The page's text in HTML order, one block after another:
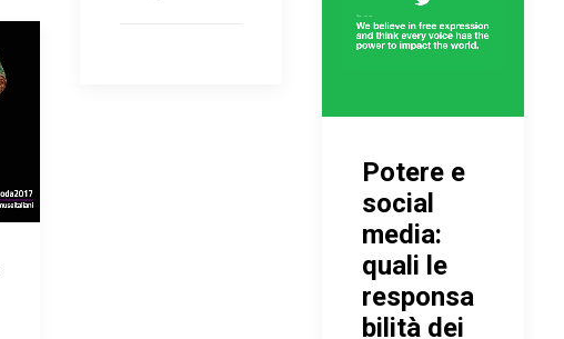
Potere e
social
media:
quali le
responsa
bilità dei